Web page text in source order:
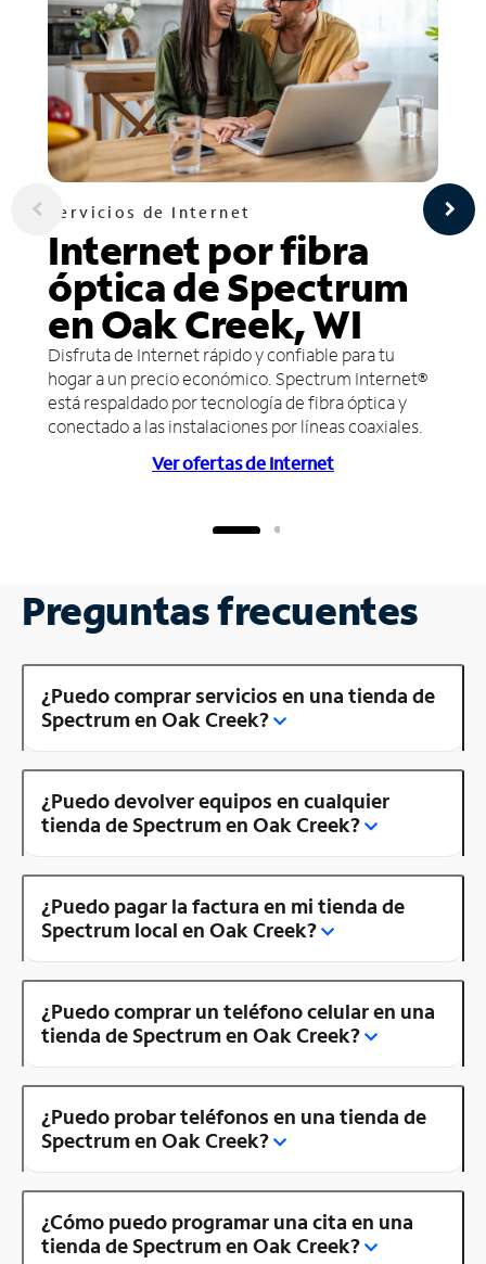
Servicios de Internet
Internet por fibra
óptica de Spectrum
en Oak Creek, WI
Disfruta de Internet rápido y confiable para tu
hogar a un precio económico. Spectrum Internet®
está respaldado por tecnología de fibra óptica y
conectado a las instalaciones por líneas coaxiales.
Ver ofertas de Internet
Preguntas frecuentes
¿Puedo comprar servicios en una tienda de
Spectrum en Oak Creek?
¿Puedo devolver equipos en cualquier
tienda de Spectrum en Oak Creek?
¿Puedo pagar la factura en mi tienda de
Spectrum local en Oak Creek?
¿Puedo comprar un teléfono celular en una
tienda de Spectrum en Oak Creek?
¿Puedo probar teléfonos en una tienda de
Spectrum en Oak Creek?
¿Cómo puedo programar una cita en una
tienda de Spectrum en Oak Creek?